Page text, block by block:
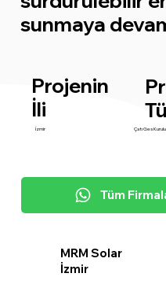
sunmaya
Projenin
İli
İzmir Çatı Ges
Tüm
MRM Solar
İzmir